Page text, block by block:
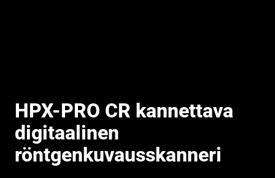
HPX-PRO CR kannettava
digitaalinen
röntgenkuvausskanneri